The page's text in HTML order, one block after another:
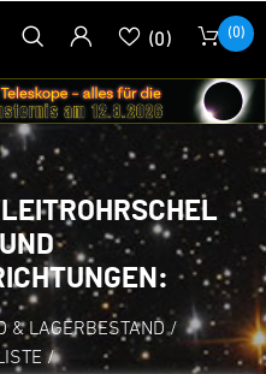
(0) (0)
& LAGERBESTAND /
/